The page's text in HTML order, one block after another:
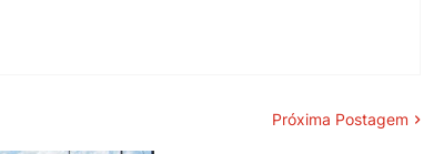
Próxima Postagem